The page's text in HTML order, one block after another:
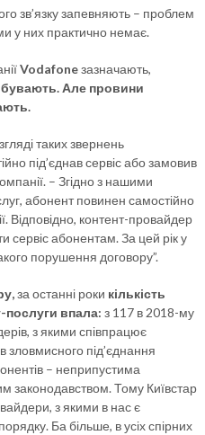
зв’язку запевняють – проблем
у них практично немає.
Vodafoneзазначають,
бувають. Але провини
таких звернень
під’єднав сервіс або замовив
– Згідно з нашими
абонент повинен самостійно
Відповідно, контент-провайдер
сервіс абонентам. За цей рік у
порушення договору”.
за останні роки кількість
послуги впала: з 117 в 2018-му
з якими співпрацює
зловмисного під’єднання
– неприпустима
законодавством. Тому Київстар
з якими в нас є
Ба більше, в усіх спірних